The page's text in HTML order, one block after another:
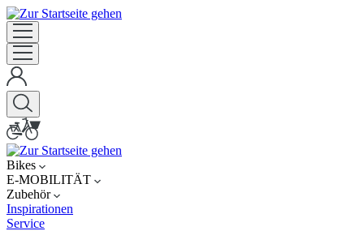
Bikes
E-MOBILITÄT
Zubehör
Inspirationen
Service